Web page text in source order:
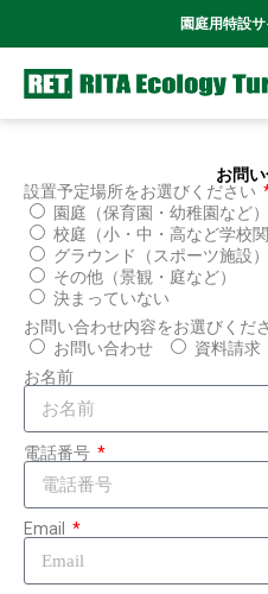
園庭用特設
お問
設置予定場所をお選びください
園庭（保育園・幼稚園など）
校庭（小・中・高など学校関
グラウンド（スポーツ施設）
その他（景観・庭など）
決まっていない
お問い合わせ内容をお選びくだ
お問い合わせ
資料請求
お名前
電話番号
Email